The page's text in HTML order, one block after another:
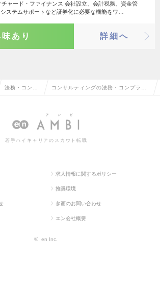
ャード・ファイナンス 会社設立、会計税務、資金管
ステムサポートなど証券化に必要な機能をワ…
あり 詳細へ
法務・コンプ コンサルティングの法務・コンプライ
若手ハイキャリアのスカウト転職
求人情報に関するポリシー
推奨環境
参画のお問い合わせ
エン会社概要
© en Inc.